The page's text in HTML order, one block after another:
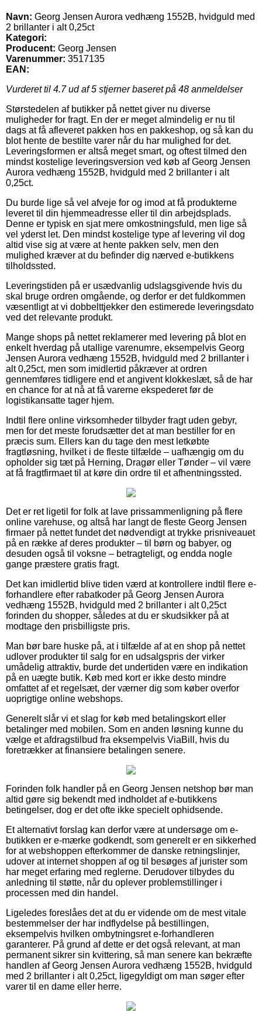
Navn: Georg Jensen Aurora vedhæng 1552B, hvidguld med
2 brillanter i alt 0,25ct
Kategori:
Producent: Georg Jensen
Varenummer: 3517135
EAN:
Vurderet til 4.7ud af 5 stjerner baseret på 48 anmeldelser
Størstedelen af butikker på nettet giver nu diverse
muligheder for fragt. En der er meget almindelig er nu til
dags at få afleveret pakken hos en pakkeshop, og så kan du
blot hente de bestilte varer når du har mulighed for det.
Leveringsformen er altså meget smart, og oftest tilmed den
mindst kostelige leveringsversion ved køb af Georg Jensen
Aurora vedhæng 1552B, hvidguld med 2 brillanter i alt
0,25ct.
Du burde lige så vel afveje for og imod at få produkterne
leveret til din hjemmeadresse eller til din arbejdsplads.
Denne er typisk en sjat mere omkostningsfuld, men lige så
vel yderst let. Den mindst kostelige type af levering vil dog
altid vise sig at være at hente pakken selv, men den
mulighed kræver at du befinder dig nærved e-butikkens
tilholdssted.
Leveringstiden på er usædvanlig udslagsgivende hvis du
skal bruge ordren omgående, og derfor er det fuldkommen
væsentligt at vi dobbelttjekker den estimerede leveringsdato
ved det relevante produkt.
Mange shops på nettet reklamerer med levering på blot en
enkelt hverdag på utallige varenumre, eksempelvis Georg
Jensen Aurora vedhæng 1552B, hvidguld med 2 brillanter i
alt 0,25ct, men som imidlertid påkræver at ordren
gennemføres tidligere end et angivent klokkeslæt, så de har
en chance for at nå at få varerne ekspederet før de
logistikansatte tager hjem.
Indtil flere online virksomheder tilbyder fragt uden gebyr,
men for det meste forudsætter det at man bestiller for en
præcis sum. Ellers kan du tage den mest letkøbte
fragtløsning, hvilket i de fleste tilfælde – uafhængig om du
opholder sig tæt på Herning, Dragør eller Tønder – vil være
at få fragtfirmaet til at køre din ordre til et afhentningssted.
Det er ret ligetil for folk at lave prissammenligning på flere
online varehuse, og altså har langt de fleste Georg Jensen
firmaer på nettet fundet det nødvendigt at trykke prisniveauet
på en række af deres produkter – til børn og babyer, og
desuden også til voksne – betragteligt, og endda nogle
gange præstere gratis fragt.
Det kan imidlertid blive tiden værd at kontrollere indtil flere e-
forhandlere efter rabatkoder på Georg Jensen Aurora
vedhæng 1552B, hvidguld med 2 brillanter i alt 0,25ct
forinden du shopper, således at du er skudsikker på at
modtage den prisbilligste pris.
Man bør bare huske på, at i tilfælde af at en shop på nettet
udlover produkter til salg for en udsalgspris der virker
umådelig attraktiv, burde det undertiden være en indikation
på en uægte butik. Køb med kort er ikke desto mindre
omfattet af et regelsæt, der værner dig som køber overfor
uoprigtige online webshops.
Generelt slår vi et slag for køb med betalingskort eller
betalinger med mobilen. Som en anden løsning kunne du
vælge et afdragstilbud fra eksempelvis ViaBill, hvis du
foretrækker at finansiere betalingen senere.
Forinden folk handler på en Georg Jensen netshop bør man
altid gøre sig bekendt med indholdet af e-butikkens
betingelser, dog er det ofte ikke specielt ophidsende.
Et alternativt forslag kan derfor være at undersøge om e-
butikken er e-mærke godkendt, som generelt er en sikkerhed
for at webshoppen efterkommer de danske retningslinjer,
udover at internet shoppen af og til besøges af jurister som
har meget erfaring med reglerne. Derudover tilbydes du
anledning til støtte, når du oplever problemstillinger i
processen med din handel.
Ligeledes foreslåes det at du er vidende om de mest vitale
bestemmelser der har indflydelse på bestillingen,
eksempelvis hvilken ombytningsret e-forhandleren
garanterer. På grund af dette er det også relevant, at man
permanent sikrer sin kvittering, så man senere kan bekræfte
handlen af Georg Jensen Aurora vedhæng 1552B, hvidguld
med 2 brillanter i alt 0,25ct, ligegyldigt om man søger efter
varer til en dame eller herre.